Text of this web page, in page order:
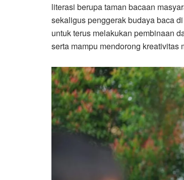
literasi berupa taman bacaan
sekaligus penggerak budaya baca
untuk terus melakukan pembinaan
serta mampu mendorong kreativitas